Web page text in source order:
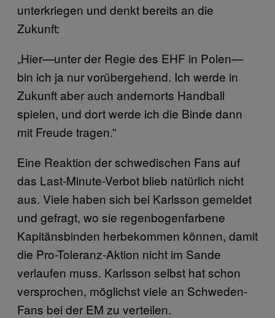
unterkriegen und denkt bereits an die
Zukunft:
„Hier—unter der Regie des EHF in Polen—
bin ich ja nur vorübergehend. Ich werde in
Zukunft aber auch andernorts Handball
spielen, und dort werde ich die Binde dann
mit Freude tragen.”
Eine Reaktion der schwedischen Fans auf
das Last-Minute-Verbot blieb natürlich nicht
aus. Viele haben sich bei Karlsson gemeldet
und gefragt, wo sie regenbogenfarbene
Kapitänsbinden herbekommen können, damit
die Pro-Toleranz-Aktion nicht im Sande
verlaufen muss. Karlsson selbst hat schon
versprochen, möglichst viele an Schweden-
Fans bei der EM zu verteilen.